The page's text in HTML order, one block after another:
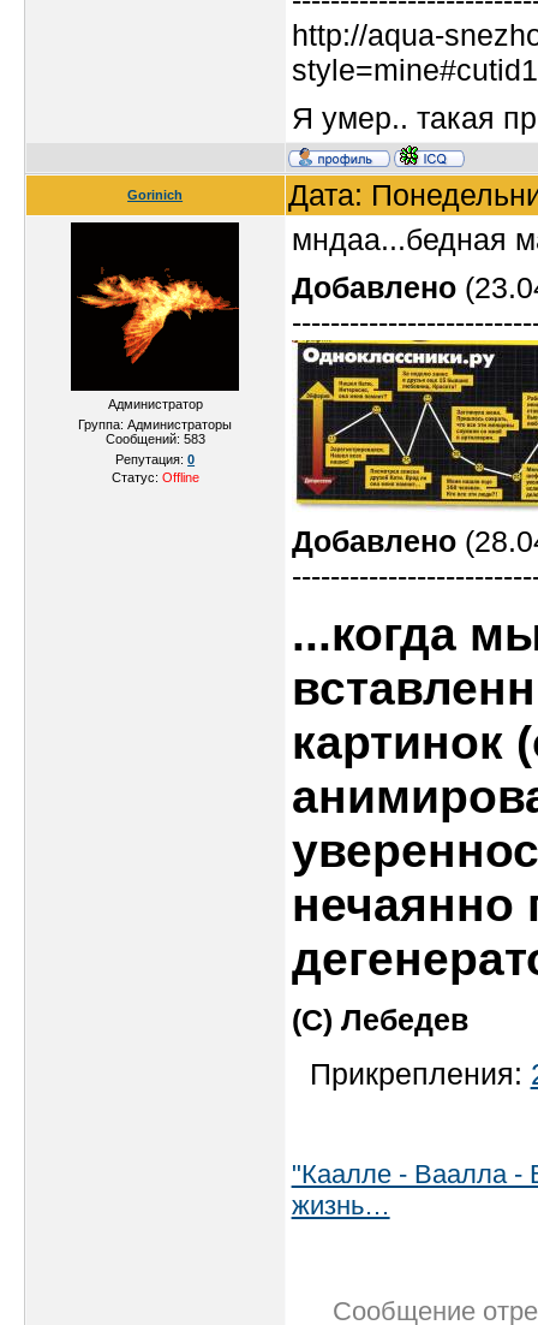
http://aqua-
style=mine#cutid1
Я умер.. такая
Gorinich Дата:
Администратор
Группа: Администраторы
Сообщений: 583
Репутация:0
Статус: Offline
мндаа...бедная
Добавлено
Добавлено
...когда
картинок
нечаянно
(С) Лебедев
Прикрепления:
"Каалле - Ваалла -
жизнь…
Сообщение